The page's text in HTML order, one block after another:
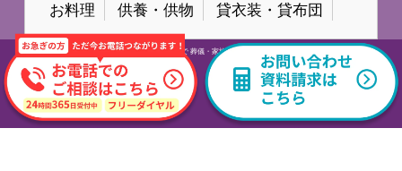
お料理
供養・供物 貸衣装・貸布団
© All Rights Reserved. 広島市で 葬儀・家族葬なら日本終活セレモニー